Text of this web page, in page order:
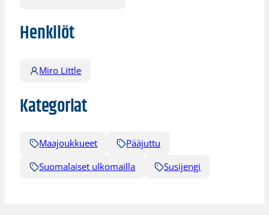
Henkilöt
Miro Little
Kategoriat
Maajoukkueet
Pääjuttu
Suomalaiset ulkomailla
Susijengi